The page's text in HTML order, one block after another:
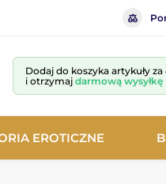
Dodaj do koszyka artykuły za
i otrzymaj darmową wysyłkę
EROTICZNE